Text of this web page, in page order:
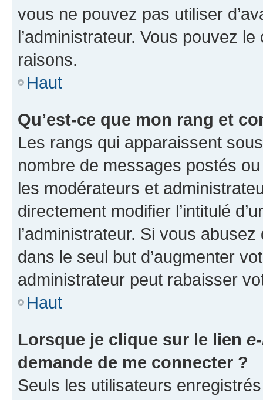
vous ne pouvez pas utiliser
l’administrateur. Vous pouvez
raisons.
Haut
Qu’est-ce que mon rang et
Les rangs qui apparaissent
nombre de messages postés
les modérateurs et
directement modifier l’intitulé
l’administrateur. Si vous
dans le seul but d’augmenter
administrateur peut rabaisser
Haut
Lorsque je clique sur le lien
demande de me connecter ?
Seuls les utilisateurs